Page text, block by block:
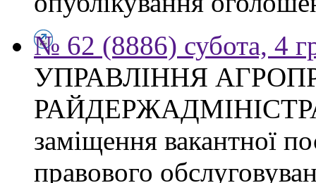
№ 62 (8886) субота, 4
УПРАВЛІННЯ
заміщення вакантної
правового